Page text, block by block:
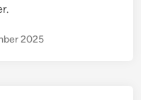
2025